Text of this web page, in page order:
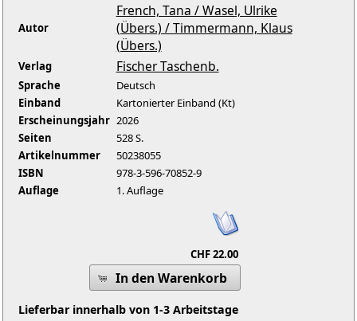
Autor
French, Tana / Wasel, Ulrike
(Übers.) / Timmermann, Klaus
(Übers.)
Verlag Fischer Taschenb.
Sprache
Deutsch
Einband
Kartonierter Einband (Kt)
Erscheinungsjahr 2026
Seiten
528 S.
Artikelnummer
50238055
ISBN
978-3-596-70852-9
Auflage
1. Auflage
CHF 22.00
In den Warenkorb
Lieferbar innerhalb von 1-3 Arbeitstage